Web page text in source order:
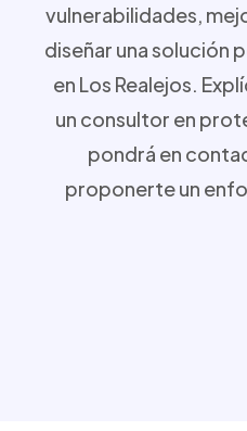
vulnerabilidades,
diseñar una solución
en Los Realejos.
un consultor en
pondrá en
proponerte un